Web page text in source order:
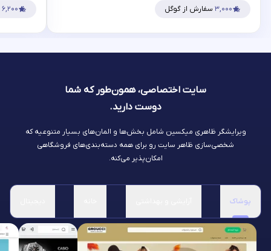
۳,۰۰۰ سفارش از گوگل ۶,۲۰۰
سایت اختصاصی، همون‌طور که شما
دوست دارید.
ویرایشگر ظاهری میکسین شامل بخش‌ها و المان‌های بسیار متنوعیه که
شخصی‌سازی ظاهر سایت رو برای همه دسته‌بندی‌های فروشگاهی
امکان‌پذیر می‌کنه.
پوشاک